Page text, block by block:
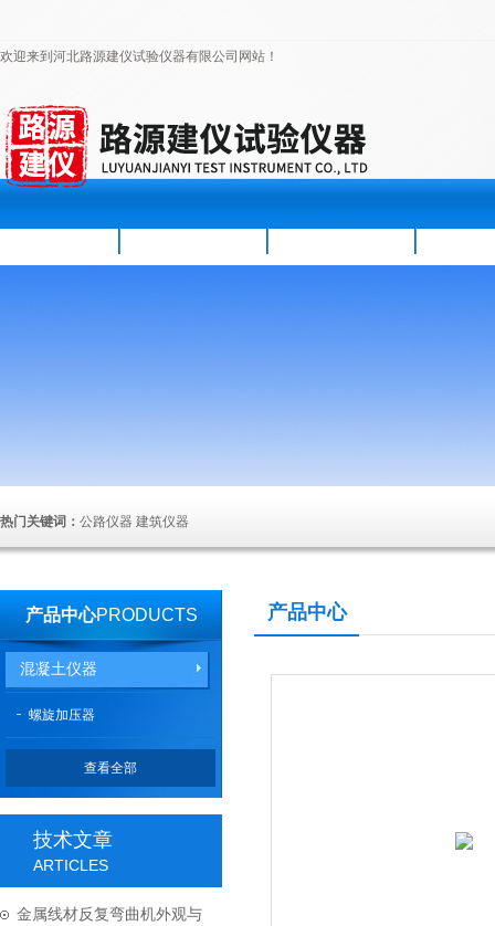
欢迎来到河北路源建仪试验仪器有限公司网站！
热门关键词： 公路仪器 建筑仪器
产品中心PRODUCTS
混凝土仪器
螺旋加压器
查看全部
技术文章
ARTICLES
金属线材反复弯曲机外观与
产品中心